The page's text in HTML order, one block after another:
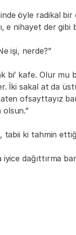
öyle radikal bir
e nihayet der gibi
işi, nerde?”
bi’ kafe. Olur mu
İki sakal at da
ofsayttayız
olsun.”
tabii ki tahmin
iyice dağıttırma